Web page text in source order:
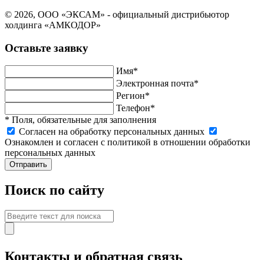
© 2026, ООО «ЭКСАМ» - официальный дистрибьютор
холдинга «АМКОДОР»
Оставьте заявку
Имя*
Электронная почта*
Регион*
Телефон*
* Поля, обязательные для заполнения
Cогласен на обработку персональных данных
Ознакомлен и согласен с политикой в отношении обработки
персональных данных
Отправить
Поиск по сайту
Контакты и обратная связь